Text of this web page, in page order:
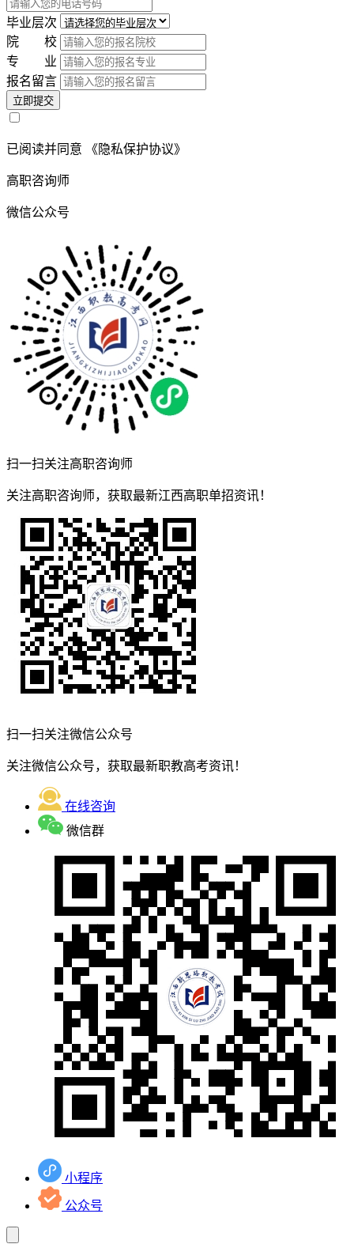
毕业层次
院 校
专 业
报名留言
立即提交
已阅读并同意 《隐私保护协议》
高职咨询师
微信公众号
扫一扫关注高职咨询师
关注高职咨询师，获取最新江西高职单招资讯！
扫一扫关注微信公众号
关注微信公众号，获取最新职教高考资讯！
在线咨询
微信群
小程序
公众号